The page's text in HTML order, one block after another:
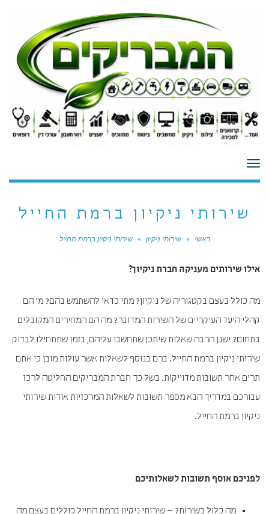
תפריט
שירותי ניקיון ברמת החייל
ראשי » שירותי ניקיון » שירותי ניקיון ברמת החייל
אילו שירותים מעניקה חברת ניקיון?
מה כולל בעצם בקטגוריה של ניקיון? מתי כדאי להשתמש בהם? מי הם
קהלי היעד העיקריים של השירות המדובר? מה הם המחירים המקובלים
בתחום? ישנן הרבה שאלות שיתכן שתחשבו עליהם, בזמן שתתחילו לבדוק
שירותי ניקיון ברמת החייל. ברם בנוסף לשאלות אשר עולות מובן כי אתם
תרים אחר תשובות מדוייקות. בשל כך חברת המבריקים החליטה לרכז
עבורכם במדריך הבא מספר תשובות לשאלות המרכזיות אודות שירותי
ניקיון ברמת החייל.
לפניכם אוסף תשובות לשאלותיכם
מה כלול בשירות? – שירותי ניקיון ברמת החייל כוללים בעצם מה